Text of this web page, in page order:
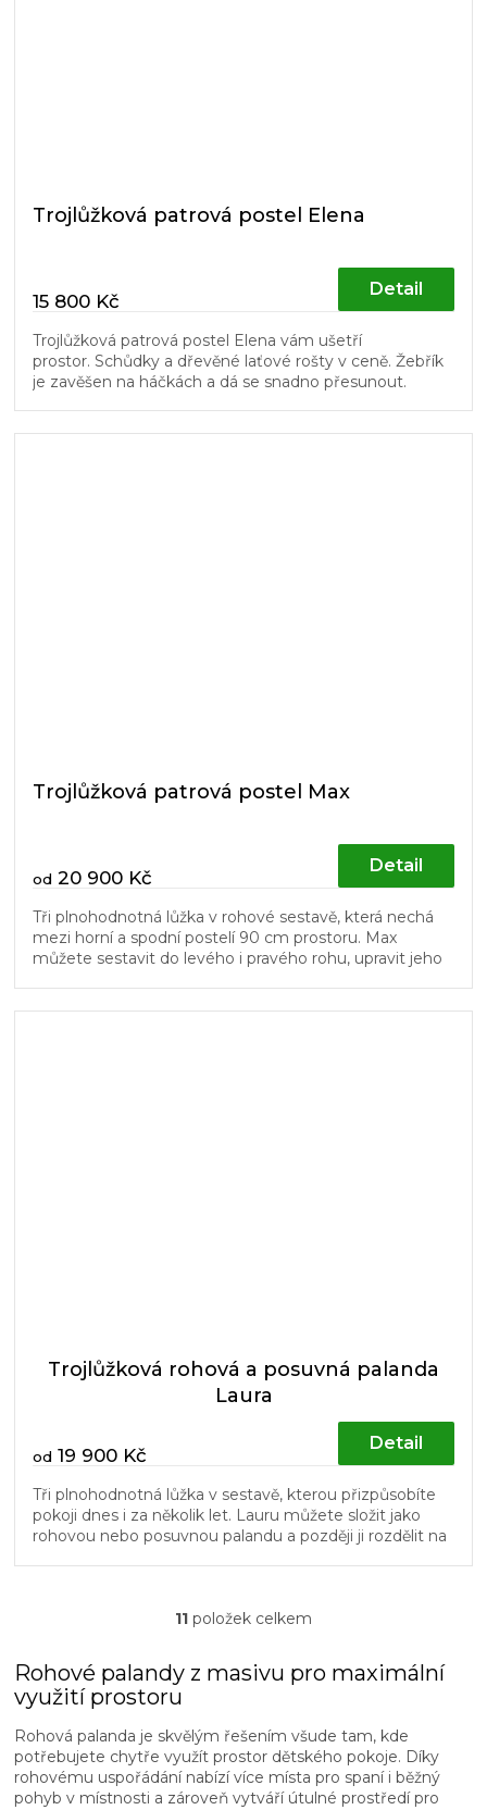
Trojlůžková patrová postel Elena
15 800 Kč
Detail
Trojlůžková patrová postel Elena vám ušetří
prostor. Schůdky a dřevěné laťové rošty v ceně. Žebřík
je zavěšen na háčkách a dá se snadno přesunout.
Trojlůžková patrová postel Max
od 20 900 Kč
Detail
Tři plnohodnotná lůžka v rohové sestavě, která nechá
mezi horní a spodní postelí 90 cm prostoru. Max
můžete sestavit do levého i pravého rohu, upravit jeho
Trojlůžková rohová a posuvná palanda
Laura
od 19 900 Kč
Detail
Tři plnohodnotná lůžka v sestavě, kterou přizpůsobíte
pokoji dnes i za několik let. Lauru můžete složit jako
rohovou nebo posuvnou palandu a později ji rozdělit na
O
l
a
c
í
p
11 položek celkem
Rohové palandy z masivu pro maximální
využití prostoru
Rohová palanda je skvělým řešením všude tam, kde
potřebujete chytře využít prostor dětského pokoje. Díky
rohovému uspořádání nabízí více místa pro spaní i běžný
pohyb v místnosti a zároveň vytváří útulné prostředí pro